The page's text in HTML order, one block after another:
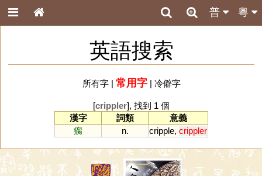
粵
普
英語搜索
所有字| 常用字| 冷僻字
[crippler], 找到 1 個
漢字
詞類
意義
瘸
n. cripple, crippler